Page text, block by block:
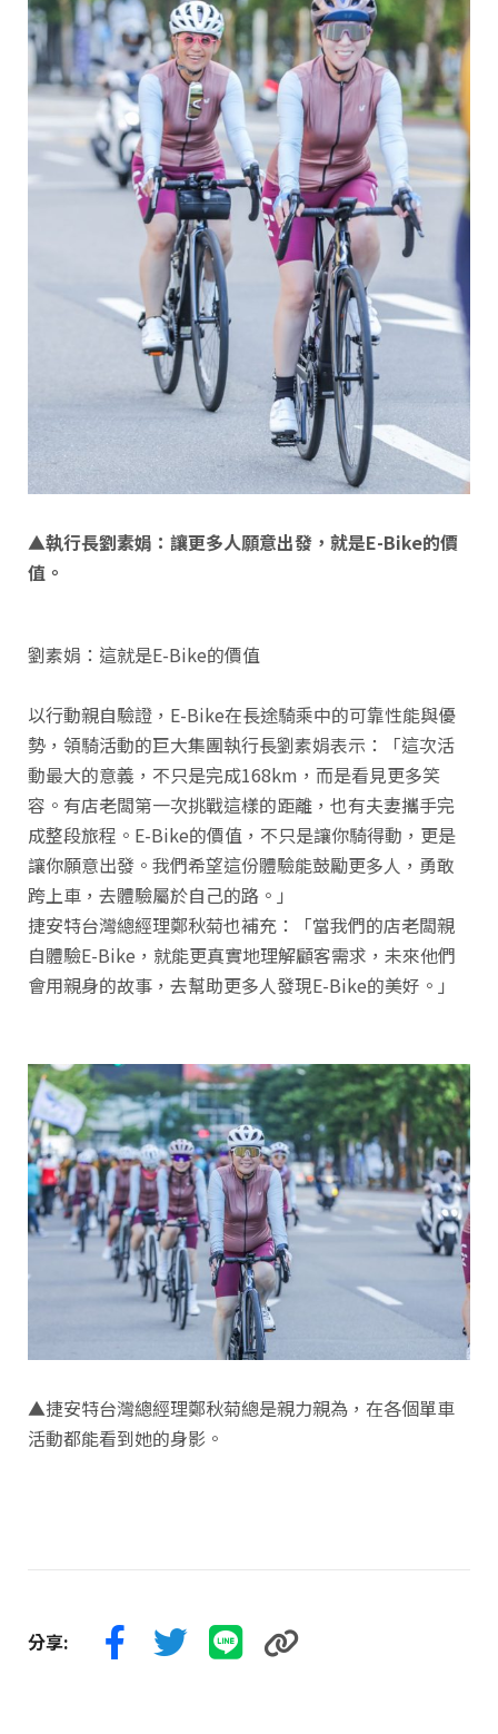
▲執行長劉素娟：讓更多人願意出發，就是E-Bike的價
值。
劉素娟：這就是E-Bike的價值
以行動親自驗證，E-Bike在長途騎乘中的可靠性能與優
勢，領騎活動的巨大集團執行長劉素娟表示：「這次活
動最大的意義，不只是完成168km，而是看見更多笑
容。有店老闆第一次挑戰這樣的距離，也有夫妻攜手完
成整段旅程。E-Bike的價值，不只是讓你騎得動，更是
讓你願意出發。我們希望這份體驗能鼓勵更多人，勇敢
跨上車，去體驗屬於自己的路。」
捷安特台灣總經理鄭秋菊也補充：「當我們的店老闆親
自體驗E-Bike，就能更真實地理解顧客需求，未來他們
會用親身的故事，去幫助更多人發現E-Bike的美好。」
▲捷安特台灣總經理鄭秋菊總是親力親為，在各個單車
活動都能看到她的身影。
分享: